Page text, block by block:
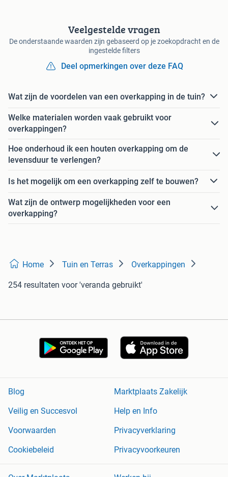
Veelgestelde vragen
De onderstaande waarden zijn gebaseerd op je zoekopdracht en de
ingestelde filters
Deel opmerkingen over deze FAQ
Wat zijn de voordelen van een overkapping in de tuin?
Welke materialen worden vaak gebruikt voor
overkappingen?
Hoe onderhoud ik een houten overkapping om de
levensduur te verlengen?
Is het mogelijk om een overkapping zelf te bouwen?
Wat zijn de ontwerp mogelijkheden voor een
overkapping?
Home Tuin en Terras Overkappingen
254 resultaten voor 'veranda gebruikt'
Blog
Marktplaats Zakelijk
Veilig en Succesvol
Help en Info
Voorwaarden
Privacyverklaring
Cookiebeleid
Privacyvoorkeuren